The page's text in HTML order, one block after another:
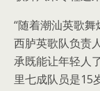
“随着潮汕英歌
西胪英歌队负责
承既能让年轻人
里七成队员是15